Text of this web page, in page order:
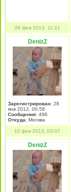
09 фев 2013, 11:21
DenizZ
Зарегистрирован: 28
янв 2012, 00:58
Сообщения: 496
Откуда: Москва
10 фев 2013, 03:07
DenizZ